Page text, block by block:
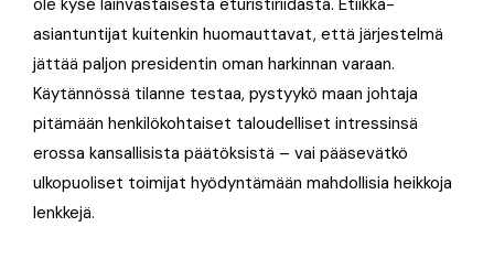
asiantuntijat kuitenkin huomauttavat, että järjestelmä
jättää paljon presidentin oman harkinnan varaan.
Käytännössä tilanne testaa, pystyykö maan johtaja
pitämään henkilökohtaiset taloudelliset intressinsä
erossa kansallisista päätöksistä – vai pääsevätkö
ulkopuoliset toimijat hyödyntämään mahdollisia heikkoja
lenkkejä.